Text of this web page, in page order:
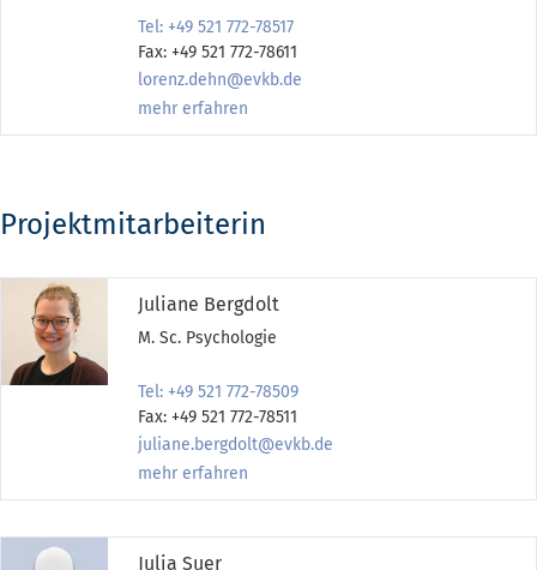
Tel: +49 521 772-78517
Fax: +49 521 772-78611
lorenz.dehn@evkb.de
mehr erfahren
Projektmitarbeiterin
Juliane Bergdolt
M. Sc. Psychologie
Tel: +49 521 772-78509
Fax: +49 521 772-78511
juliane.bergdolt@evkb.de
mehr erfahren
Julia Suer